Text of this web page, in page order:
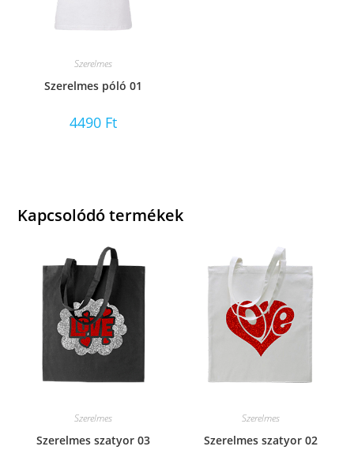
Szerelmes
Szerelmes póló 01
4490 Ft
Kapcsolódó termékek
Szerelmes
Szerelmes szatyor 03
Szerelmes
Szerelmes szatyor 02